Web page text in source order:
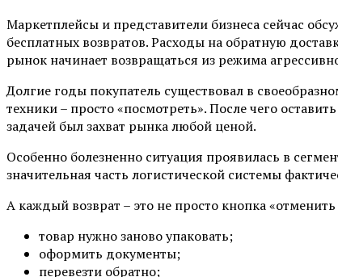
Маркетплейсы и представители бизнеса сейчас
бесплатных возвратов. Расходы на обратную
рынок начинает возвращаться из режима
Долгие годы покупатель существовал в
техники – просто «посмотреть». После чего
задачей был захват рынка любой ценой.
Особенно болезненно ситуация проявилась в
значительная часть логистической системы
А каждый возврат – это не просто кнопка
товар нужно заново упаковать;
оформить документы;
перевезти обратно;